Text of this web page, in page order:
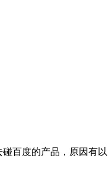
百度的产品，原因有以